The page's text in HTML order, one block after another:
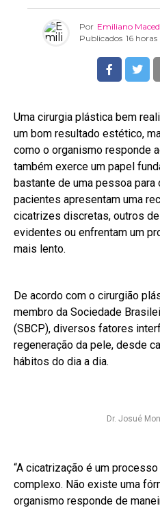
Por Emiliano
Publicados 16 horas
Uma cirurgia plástica bem
um bom resultado estético,
como o organismo responde
também exerce um papel
bastante de uma pessoa para
pacientes apresentam uma
cicatrizes discretas, outros
evidentes ou enfrentam um
mais lento.
De acordo com o cirurgião
membro da Sociedade
(SBCP), diversos fatores
regeneração da pele, desde
hábitos do dia a dia.
Dr. Josué
“A cicatrização é um
complexo. Não existe uma
organismo responde de